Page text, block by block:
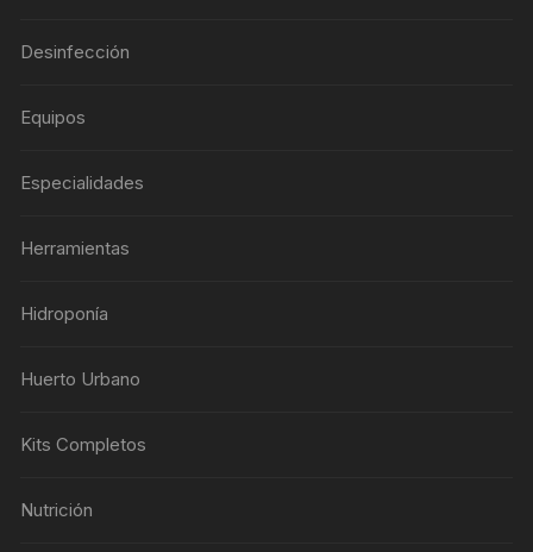
Desinfección
Equipos
Especialidades
Herramientas
Hidroponía
Huerto Urbano
Kits Completos
Nutrición